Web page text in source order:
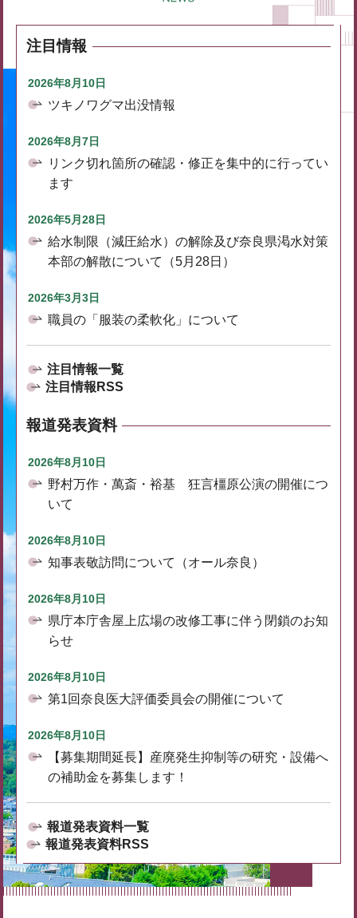
注目情報
2026年8月10日
ツキノワグマ出没情報
2026年8月7日
リンク切れ箇所の確認・修正を集中的に行ってい
ます
2026年5月28日
給水制限（減圧給水）の解除及び奈良県渇水対策
本部の解散について（5月28日）
2026年3月3日
職員の「服装の柔軟化」について
注目情報一覧
注目情報RSS
報道発表資料
2026年8月10日
野村万作・萬斎・裕基 狂言橿原公演の開催につ
いて
2026年8月10日
知事表敬訪問について（オール奈良）
2026年8月10日
県庁本庁舎屋上広場の改修工事に伴う閉鎖のお知
らせ
2026年8月10日
第1回奈良医大評価委員会の開催について
2026年8月10日
【募集期間延長】産廃発生抑制等の研究・設備へ
の補助金を募集します！
報道発表資料一覧
報道発表資料RSS